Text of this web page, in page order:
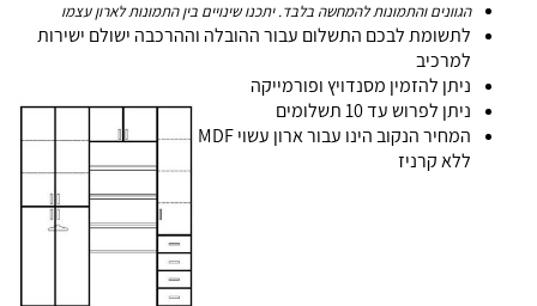
הגוונים והתמונות להמחשה בלבד. יתכנו שינויים בין התמונות לארון עצמו
לתשומת לבכם התשלום עבור ההובלה וההרכבה ישולם ישירות
למרכיב
ניתן להזמין מסנדויץ ופורמייקה
ניתן לפרוש עד 10 תשלומים
המחיר הנקוב הינו עבור ארון עשוי MDF
ללא קרניז